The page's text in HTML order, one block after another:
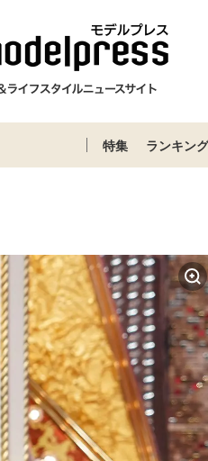
特集 ランキング